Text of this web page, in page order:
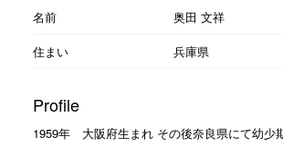
名前
奥田 文祥
住まい
兵庫県
Profile
1959年 大阪府生まれ その後奈良県にて幼少